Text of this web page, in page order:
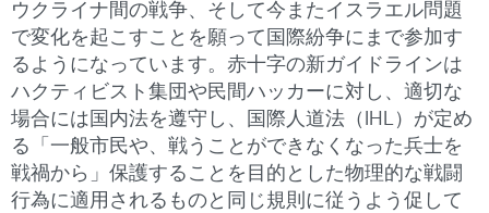
ウクライナ間の戦争、そして今またイスラエル問題
で変化を起こすことを願って国際紛争にまで参加す
るようになっています。赤十字の新ガイドラインは
ハクティビスト集団や民間ハッカーに対し、適切な
場合には国内法を遵守し、国際人道法（IHL）が定め
る「一般市民や、戦うことができなくなった兵士を
戦禍から」保護することを目的とした物理的な戦闘
行為に適用されるものと同じ規則に従うよう促して